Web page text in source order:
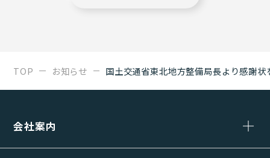
TOP お知らせ 国土交通省東北地方整備局長より感謝状
会社案内